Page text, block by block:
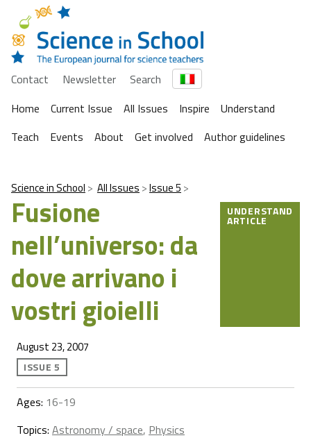
Contact Newsletter
Search
Home
Current Issue All Issues Inspire
Understand
Teach
Events About Get involved Author guidelines
Science in School All Issues Issue 5
Fusione
nell’universo: da
dove arrivano i
vostri gioielli
UNDERSTAND
ARTICLE
August 23, 2007
ISSUE 5
Ages: 16-19
Topics: Astronomy / space, Physics